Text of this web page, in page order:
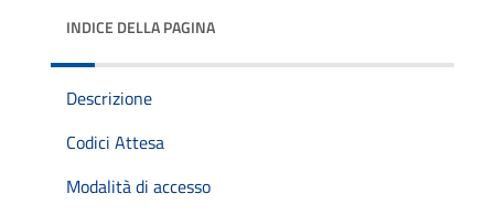
INDICE DELLA PAGINA
Descrizione
Codici Attesa
Modalità di accesso